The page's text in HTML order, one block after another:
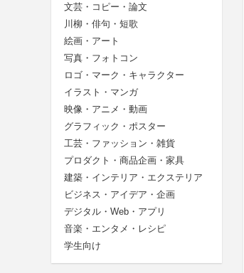
文芸・コピー・論文
川柳・俳句・短歌
絵画・アート
写真・フォトコン
ロゴ・マーク・キャラクター
イラスト・マンガ
映像・アニメ・動画
グラフィック・ポスター
工芸・ファッション・雑貨
プロダクト・商品企画・家具
建築・インテリア・エクステリア
ビジネス・アイデア・企画
デジタル・Web・アプリ
音楽・エンタメ・レシピ
学生向け